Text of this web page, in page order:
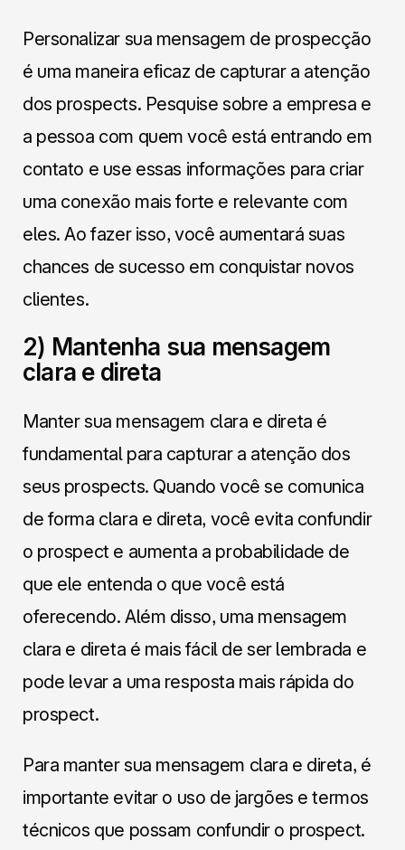
Personalizar sua mensagem de prospecção
é uma maneira eficaz de capturar a atenção
dos prospects. Pesquise sobre a empresa e
a pessoa com quem você está entrando em
contato e use essas informações para criar
uma conexão mais forte e relevante com
eles. Ao fazer isso, você aumentará suas
chances de sucesso em conquistar novos
clientes.
2) Mantenha sua mensagem
clara e direta
Manter sua mensagem clara e direta é
fundamental para capturar a atenção dos
seus prospects. Quando você se comunica
de forma clara e direta, você evita confundir
o prospect e aumenta a probabilidade de
que ele entenda o que você está
oferecendo. Além disso, uma mensagem
clara e direta é mais fácil de ser lembrada e
pode levar a uma resposta mais rápida do
prospect.
Para manter sua mensagem clara e direta, é
importante evitar o uso de jargões e termos
técnicos que possam confundir o prospect.